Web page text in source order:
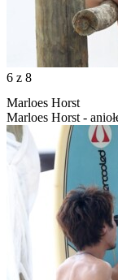
6 z 8
Marloes Horst
Marloes Horst -